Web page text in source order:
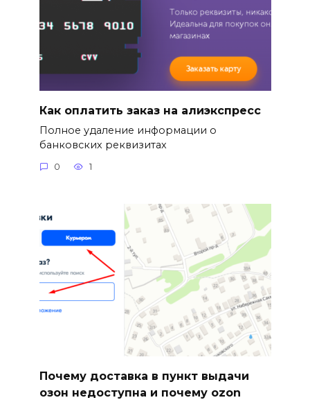
Как оплатить заказ на алиэкспресс
Полное удаление информации о
банковских реквизитах
0 1
Почему доставка в пункт выдачи
озон недоступна и почему ozon